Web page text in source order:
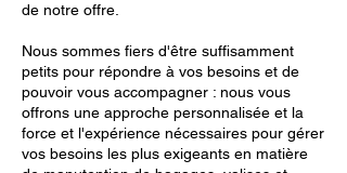
de notre offre.
Nous sommes fiers d'être suffisamment
petits pour répondre à vos besoins et de
pouvoir vous accompagner : nous vous
offrons une approche personnalisée et la
force et l'expérience nécessaires pour gérer
vos besoins les plus exigeants en matière